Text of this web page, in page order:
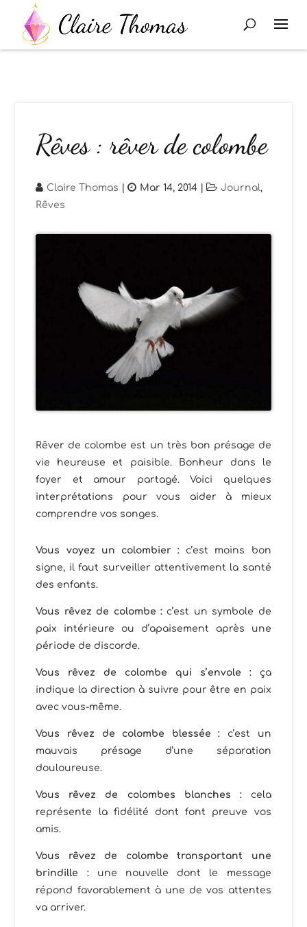
Rêves : rêver de colombe
Claire Thomas | Mar 14, 2014 | Journal,
Rêves
Rêver de colombe est un très bon présage de
vie heureuse et paisible. Bonheur dans le
foyer et amour partagé. Voici quelques
interprétations pour vous aider à mieux
comprendre vos songes.
Vous voyez un colombier : c’est moins bon
signe, il faut surveiller attentivement la santé
des enfants.
Vous rêvez de colombe : c’est un symbole de
paix intérieure ou d’apaisement après une
période de discorde.
Vous rêvez de colombe qui s’envole :ça
indique la direction à suivre pour être en paix
avec vous-même.
Vous rêvez de colombe blessée : c’est un
mauvais présage d’une séparation
douloureuse.
Vous rêvez de colombes blanches :cela
représente la fidélité dont font preuve vos
amis.
Vous rêvez de colombe transportant une
brindille :une nouvelle dont le message
répond favorablement à une de vos attentes
va arriver.